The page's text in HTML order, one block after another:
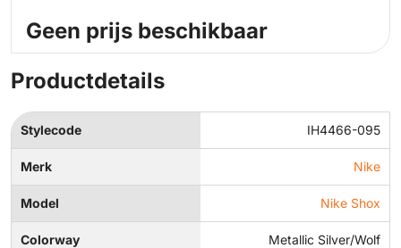
Geen prijs beschikbaar
Productdetails
Stylecode IH4466-095
Merk Nike
Model Nike Shox
Colorway
Metallic Silver/Wolf